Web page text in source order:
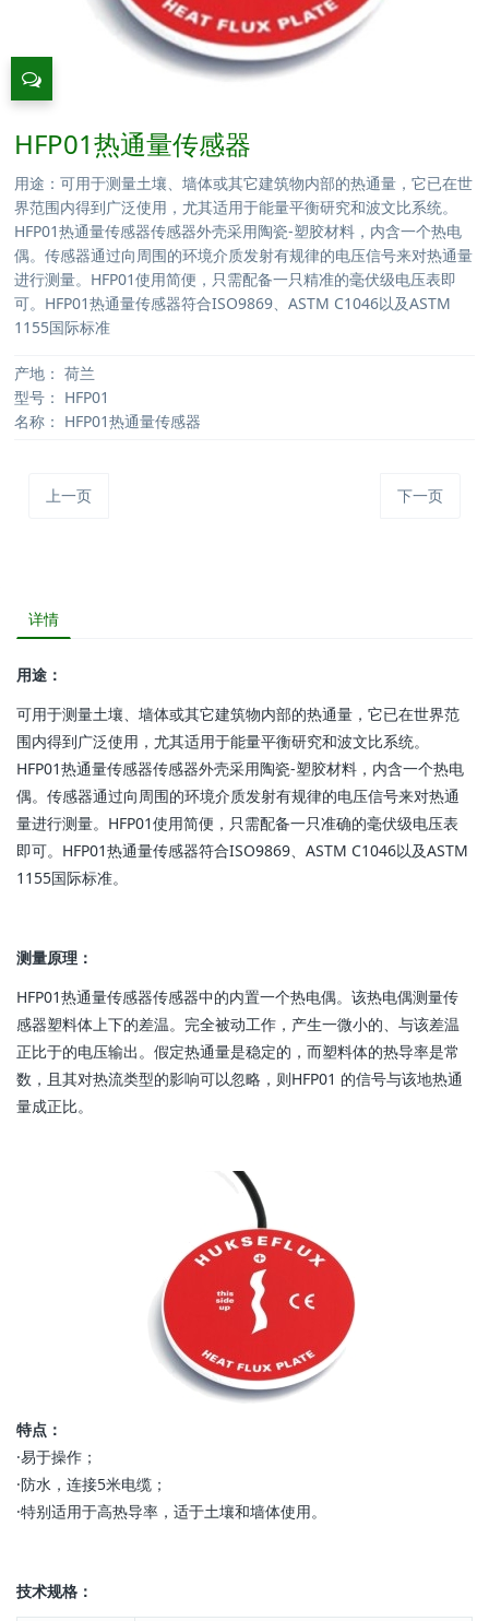
HFP01热通量传感器
用途：可用于测量土壤、墙体或其它建筑物内部的热通量，它已在世
界范围内得到广泛使用，尤其适用于能量平衡研究和波文比系统。
HFP01热通量传感器传感器外壳采用陶瓷-塑胶材料，内含一个热电
偶。传感器通过向周围的环境介质发射有规律的电压信号来对热通量
进行测量。HFP01使用简便，只需配备一只精准的毫伏级电压表即
可。HFP01热通量传感器符合ISO9869、ASTM C1046以及ASTM
1155国际标准
产地： 荷兰
型号： HFP01
名称： HFP01热通量传感器
上一页 下一页
详情
用途：
可用于测量土壤、墙体或其它建筑物内部的热通量，它已在世界范
围内得到广泛使用，尤其适用于能量平衡研究和波文比系统。
HFP01热通量传感器传感器外壳采用陶瓷-塑胶材料，内含一个热电
偶。传感器通过向周围的环境介质发射有规律的电压信号来对热通
量进行测量。HFP01使用简便，只需配备一只准确的毫伏级电压表
即可。HFP01热通量传感器符合ISO9869、ASTM C1046以及ASTM
1155国际标准。
测量原理：
HFP01热通量传感器传感器中的内置一个热电偶。该热电偶测量传
感器塑料体上下的差温。完全被动工作，产生一微小的、与该差温
正比于的电压输出。假定热通量是稳定的，而塑料体的热导率是常
数，且其对热流类型的影响可以忽略，则HFP01 的信号与该地热通
量成正比。
特点：
·易于操作；
·防水，连接5米电缆；
·特别适用于高热导率，适于土壤和墙体使用。
技术规格：